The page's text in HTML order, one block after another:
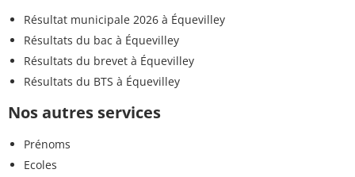
Résultat municipale 2026 à Équevilley
Résultats du bac à Équevilley
Résultats du brevet à Équevilley
Résultats du BTS à Équevilley
Nos autres services
Prénoms
Ecoles